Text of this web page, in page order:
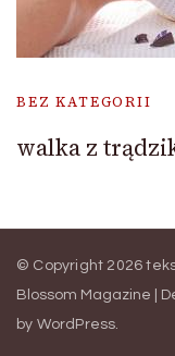
BEZ KATEGORII
walka z
© Copyright 2026
Blossom Magazine |
by WordPress.